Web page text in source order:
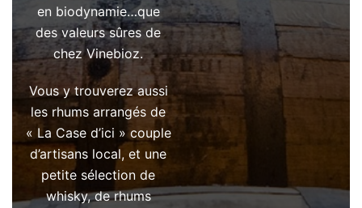
en biodynamie…que
des valeurs sûres de
chez Vinebioz.
Vous y trouverez aussi
les rhums arrangés de
« La Case d’ici » couple
d’artisans local, et une
petite sélection de
whisky, de rhums